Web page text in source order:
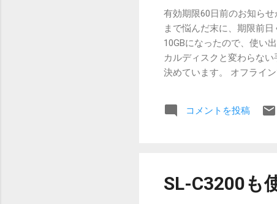
Windowsメール（かな？
速いです。秀丸と
わけではないからきっと
いいけれども。2007かぁ
り気にならないかな。 動
な。批判的な意見ばかり見
有効期限60日前のお知ら
まで悩んだ末に、期限前
10GBになったので、使い
カルディスクと変わらな
決めています。 オフライ
しくなって、数日前のデ
めて、再度開始すること
た・・・ そのあたり、一
iDiskを活用出来ています
コメントを投稿
SL-C3200も